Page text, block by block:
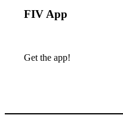
FIV App
Get the app!